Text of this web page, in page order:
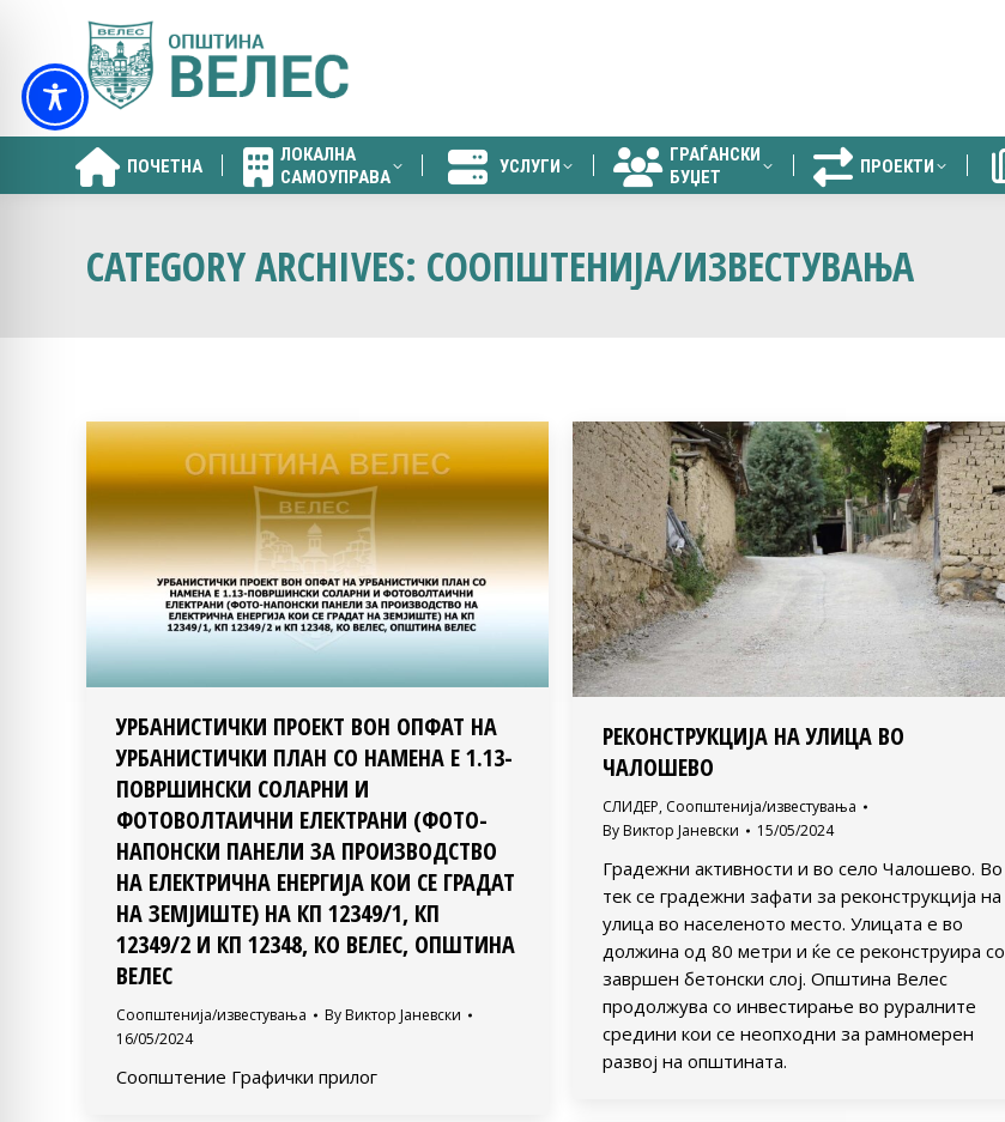
ПОЧЕТНА
ЛОКАЛНА
САМОУПРАВА
УСЛУГИ
ГРАЃАНСКИ
БУЏЕТ
ПРОЕКТИ
CATEGORY ARCHIVES: СООПШТЕНИЈА/ИЗВЕСТУВАЊА
УРБАНИСТИЧКИ ПРОЕКТ ВОН ОПФАТ НА
УРБАНИСТИЧКИ ПЛАН СО НАМЕНА Е 1.13-
ПОВРШИНСКИ СОЛАРНИ И
ФОТОВОЛТАИЧНИ ЕЛЕКТРАНИ (ФОТО-
НАПОНСКИ ПАНЕЛИ ЗА ПРОИЗВОДСТВО
НА ЕЛЕКТРИЧНА ЕНЕРГИЈА КОИ СЕ ГРАДАТ
НА ЗЕМЈИШТЕ) НА КП 12349/1, КП
12349/2 И КП 12348, КО ВЕЛЕС, ОПШТИНА
ВЕЛЕС
Соопштенија/известувања By Виктор Јаневски
16/05/2024
Соопштение Графички прилог
РЕКОНСТРУКЦИЈА НА УЛИЦА ВО
ЧАЛОШЕВО
СЛИДЕР, Соопштенија/известувања
By Виктор Јаневски 15/05/2024
Градежни активности и во село Чалошево. Во
тек се градежни зафати за реконструкција на
улица во населеното место. Улицата е во
должина од 80 метри и ќе се реконструира со
завршен бетонски слој. Општина Велес
продолжува со инвестирање во руралните
средини кои се неопходни за рамномерен
развој на општината.
ПОЧЕТНА